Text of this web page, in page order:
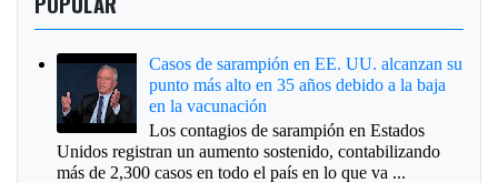
Casos de sarampión en EE. UU. alcanzan su
punto más alto en 35 años debido a la baja
en la vacunación
Los contagios de sarampión en Estados
Unidos registran un aumento sostenido, contabilizando
más de 2,300 casos en todo el país en lo que va ...